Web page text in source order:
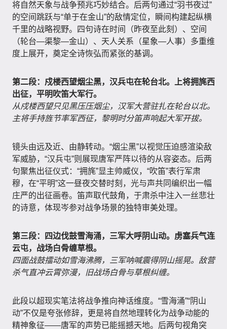
将自然天象与战争预兆巧妙结合。后两句通过“羽书夜过”
的空间跳跃与“单于在金山”的敌情定位，瞬间构建起纵横
千里的战略视野。四句诗在时间（昨夜至此刻）、空间
（轮台—渠黎—金山）、天人关系（星象—人事）多重维
度上展开，奠定全诗恢弘而紧张的基调。
第二段：戍楼西望烟尘黑，汉兵屯在轮台北。上将拥旄西
出征，平明吹笛大军行。
从戍楼西望只见黑压压烟尘，汉军大营驻扎在轮台以北。
主将手持旌节率军西征，黎明时分笛声响起大军开拔。
镜头由远及近、由静转动。“烟尘黑”以视觉压迫感渲染敌
军威胁，“汉兵屯”则展现唐军严阵以待的从容姿态。后两
句聚焦出征仪式：“拥旄”显主帅威仪，“吹笛”表行军肃
穆，在“平明”这一昼夜交替时刻，光与声共同编织出一幅
庄严的出征画卷。笛声取代鼓角，于肃杀中注入一丝悲壮
的诗意，体现岑参对战争场景的独特审美处理。
第三段：四边伐鼓雪海涌，三军大呼阴山动。虏塞兵气连
云屯，战场白骨缠草根。
四面战鼓擂动如雪海沸腾，三军呐喊震得阴山摇晃。敌营
杀气直冲云霄弥漫，旧战场白骨与草根纠缠。
此段以超现实笔法将战争推向神话维度。“雪海涌”“阴山
动”不仅是夸张修辞，更是将自然地理转化为战争动能的
精神象征——唐军的声势已能摇撼天地。后两句视角突